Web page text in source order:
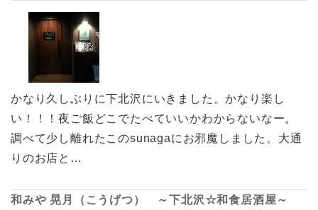
かなり久しぶりに下北沢にいきました。かなり楽し
い！！！夜ご飯どこでたべていいかわからないなー。
調べて少し離れたこのsunagaにお邪魔しました。大通
りのお店と…
和みや 晃月（こうげつ） ～下北沢☆和食居酒屋～